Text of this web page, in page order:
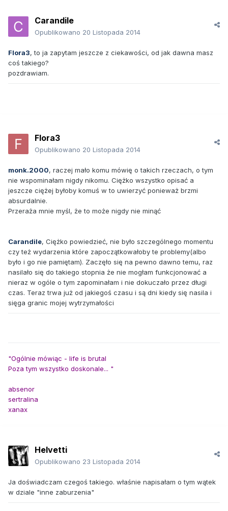
Carandile
Opublikowano 20 Listopada 2014
Flora3, to ja zapytam jeszcze z ciekawości, od jak dawna masz
coś takiego?
pozdrawiam.
Flora3
Opublikowano 20 Listopada 2014
monk.2000, raczej mało komu mówię o takich rzeczach, o tym
nie wspominałam nigdy nikomu. Ciężko wszystko opisać a
jeszcze ciężej byłoby komuś w to uwierzyć ponieważ brzmi
absurdalnie.
Przeraża mnie myśl, że to może nigdy nie minąć
Carandile, Ciężko powiedzieć, nie było szczególnego momentu
czy też wydarzenia które zapoczątkowałoby te problemy(albo
było i go nie pamiętam). Zaczęło się na pewno dawno temu, raz
nasilało się do takiego stopnia że nie mogłam funkcjonować a
nieraz w ogóle o tym zapominałam i nie dokuczało przez długi
czas. Teraz trwa już od jakiegoś czasu i są dni kiedy się nasila i
sięga granic mojej wytrzymałości
"Ogólnie mówiąc - life is brutal
Poza tym wszystko doskonale... "
absenor
sertralina
xanax
Helvetti
Opublikowano 23 Listopada 2014
Ja doświadczam czegoś takiego. właśnie napisałam o tym wątek
w dziale "inne zaburzenia"